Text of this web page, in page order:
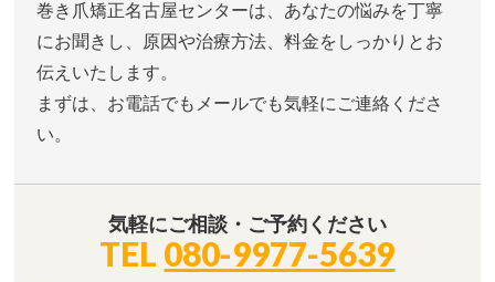
巻き爪矯正名古屋センターは、あなたの悩みを丁寧
にお聞きし、原因や治療方法、料金をしっかりとお
伝えいたします。
まずは、お電話でもメールでも気軽にご連絡くださ
い。
気軽にご相談・ご予約ください
TEL 080-9977-5639